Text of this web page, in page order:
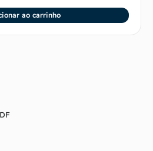
ao carrinho